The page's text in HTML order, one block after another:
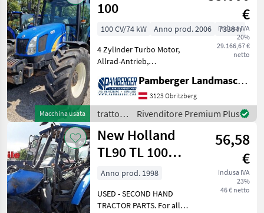
Categoria 5 Paese
PERCORSO
ATTUALE
Settore
agricolo
Trattori
Trattori
Standard
New
Holland
Tl
100
SCEGLI
CATEGORIA
Reimposta
Mostra
4
risultati
Macchina usata
100
€
inclusa IVA
20%
29.166,67 €
netto
100 CV/74 kW Anno prod. 2006
7338 h
4 Zylinder Turbo Motor,
Allrad-Antrieb,
vorne: 420/70R24 u.
Bereifung hinten;
520/70R34 Änderungen und
Irrtümer vorbehalten sind.
tra
Pamberger Landmaschinentechnik GmbH
3123 Obritzberg
trattori
/ New
Holland
Rivenditore Premium Plus
New Holland
TL90 TL 100
parts,
pieces
56,58
€
inclusa IVA
23%
46 € netto
Anno prod. 1998
USED - SECOND HAND
TRACTOR PARTS. For all